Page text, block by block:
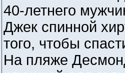
40-летнего
Джек спинной
того, чтобы
На пляже